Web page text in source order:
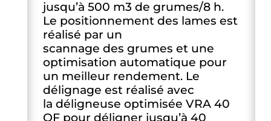
jusqu’à 500 m3 de grumes/8 h.
Le positionnement des lames est
réalisé par un
scannage des grumes et une
optimisation automatique pour
un meilleur rendement. Le
délignage est réalisé avec
la déligneuse optimisée VRA 40
OF pour déligner jusqu’à 40